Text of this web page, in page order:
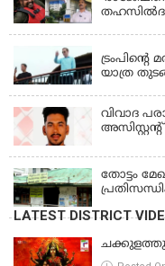
യാത്ര
വിവാദ
തോട്ടം
LATEST DISTRICT